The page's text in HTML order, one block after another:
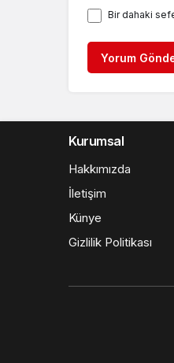
Bir dahaki
Yorum
Kurumsal
Hakkımızda
İletişim
Künye
Gizlilik Politikası